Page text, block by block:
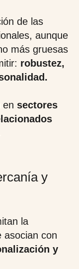
de las
aunque
más gruesas
robustez,
en sectores
y
la
asocian con
y